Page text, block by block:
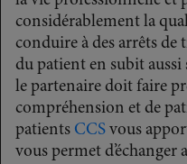
considérablement la
conduire à des arrêts de
du patient en subit aussi
le partenaire doit faire
compréhension et de
patients CCS vous
vous permet d’échanger